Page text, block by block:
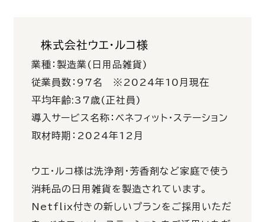
株式会社ウエ・ルコ様
業種：製造業( 日用品雑貨)
従業員数： 97名 ※2024年10 月現在
平均年齢:37歳( 正社員 )
導入サービス名称：ベネフィット・ステーション
取材時期： 2024年12 月
ウエ・ルコ様は洗浄剤・芳香剤など家庭で使う
消耗品の日用雑貨を製造されています。
Netflix付きの新しいプランをご採用いただ